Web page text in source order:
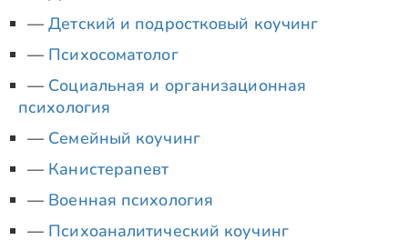
Детский и подростковый коучинг
Психосоматолог
Социальная и организационная
психология
Семейный коучинг
Канистерапевт
Военная психология
Психоаналитический коучинг